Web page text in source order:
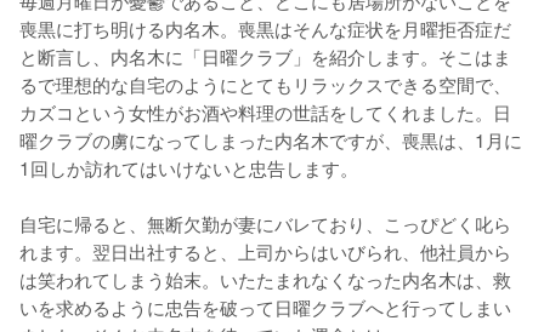
喪黒に打ち明ける内名木。喪黒はそんな症状を月曜拒否症だ
と断言し、内名木に「日曜クラブ」を紹介します。そこはま
るで理想的な自宅のようにとてもリラックスできる空間で、
カズコという女性がお酒や料理の世話をしてくれました。日
曜クラブの虜になってしまった内名木ですが、喪黒は、1月に
1回しか訪れてはいけないと忠告します。
自宅に帰ると、無断欠勤が妻にバレており、こっぴどく叱ら
れます。翌日出社すると、上司からはいびられ、他社員から
は笑われてしまう始末。いたたまれなくなった内名木は、救
いを求めるように忠告を破って日曜クラブへと行ってしまい